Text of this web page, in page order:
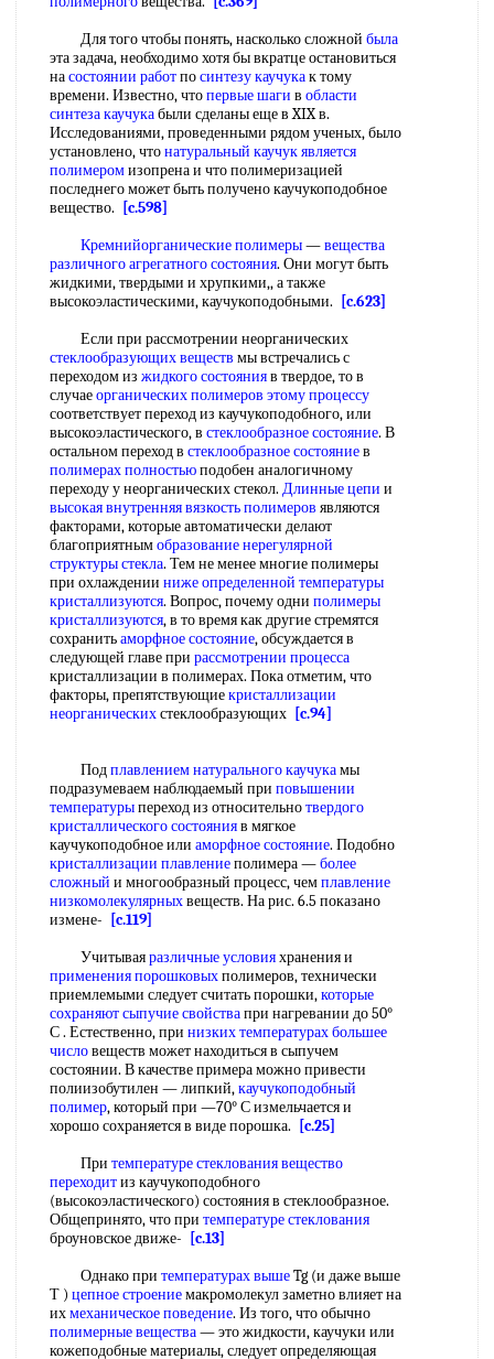
Для того чтобы понять, насколько сложной была
эта задача, необходимо хотя бы вкратце остановиться
насостоянии работпосинтезу каучукак тому
времени. Известно, чтопервые шаги в области
синтеза каучукабыли сделаны еще в XIX в.
Исследованиями, проведенными рядом ученых, было
установлено, чтонатуральный каучукявляется
полимеромизопрена и что полимеризацией
последнего может быть получено каучукоподобное
вещество.
[c.598]
Кремнийорганические полимеры—вещества
различного агрегатного состояния. Они могут быть
жидкими, твердыми и хрупкими,, а также
высокоэластическими, каучукоподобными.
[c.623]
Если при рассмотрении неорганических
стеклообразующих веществ мы встречались с
переходом из жидкого состоянияв твердое, то в
случаеорганических полимеров этому процессу
соответствует переход из каучукоподобного, или
высокоэластического, в стеклообразное состояние. В
остальном переход в стеклообразное состояниев
полимерах полностьюподобен аналогичному
переходу у неорганических стекол. Длинные цепи и
высокая внутренняявязкость полимеров являются
факторами, которые автоматически делают
благоприятнымобразование нерегулярной
структуры стекла. Тем не менее многие полимеры
при охлаждении ниже определенной температуры
кристаллизуются. Вопрос, почему одни полимеры
кристаллизуются, в то время как другие стремятся
сохранитьаморфное состояние, обсуждается в
следующей главе при рассмотрении процесса
кристаллизации в полимерах. Пока отметим, что
факторы, препятствующиекристаллизации
неорганическихстеклообразующих [c.94]
Подплавлением натурального каучукамы
подразумеваем наблюдаемый при повышении
температурыпереход из относительнотвердого
кристаллического состоянияв мягкое
каучукоподобное или аморфное состояние. Подобно
кристаллизации плавлениеполимера —более
сложный и многообразный процесс, чемплавление
низкомолекулярныхвеществ. На рис. 6.5 показано
измене-
[c.119]
Учитываяразличные условияхранения и
применения порошковыхполимеров, технически
приемлемыми следует считать порошки,которые
сохраняютсыпучие свойствапри нагревании до 50°
С . Естественно, при низких температурахбольшее
числовеществ может находиться в сыпучем
состоянии. В качестве примера можно привести
полиизобутилен — липкий,каучукоподобный
полимер, который при —70° С измельчается и
хорошо сохраняется в виде порошка.
[c.25]
При температуре стеклованиявещество
переходитиз каучукоподобного
(высокоэластического) состояния в стеклообразное.
Общепринято, что при температуре стеклования
броуновское движе-
[c.13]
Однако при температурах вышеTg (и даже выше
Т ) цепное строениемакромолекул заметно влияет на
ихмеханическое поведение. Из того, что обычно
полимерные вещества— это жидкости, каучуки или
кожеподобные материалы, следует определяющая